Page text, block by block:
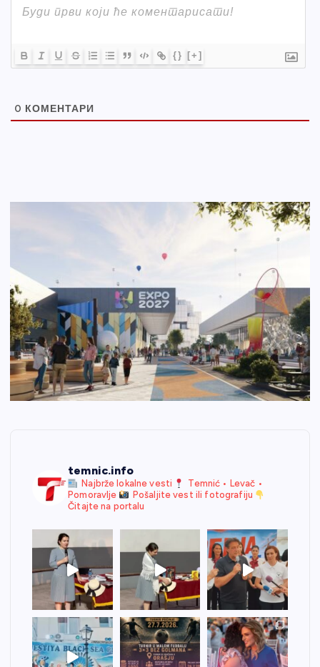
{} [+]
0 КОМЕНТАРИ
temnic.info
Najbrže lokalne vesti
Temnić • Levač •
Pomoravlje
Pošaljite vest ili fotografiju
Čitajte na portalu